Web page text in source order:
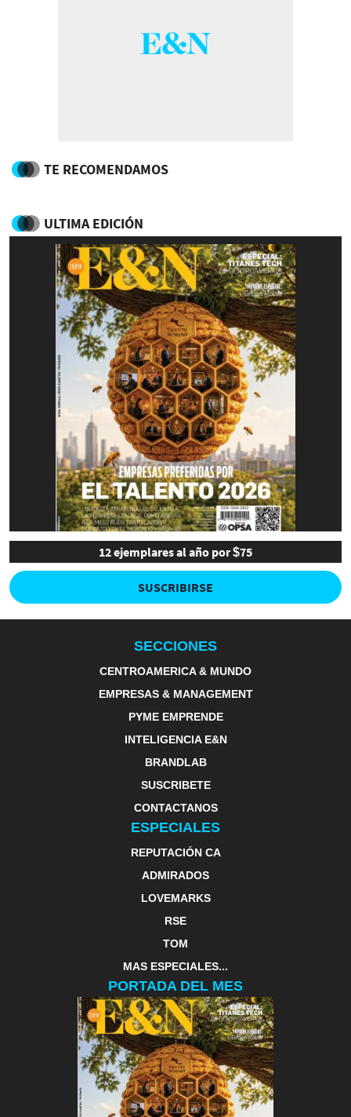
TE RECOMENDAMOS
ULTIMA EDICIÓN
12 ejemplares al año por $75
SUSCRIBIRSE
SECCIONES
CENTROAMERICA & MUNDO
EMPRESAS & MANAGEMENT
PYME EMPRENDE
INTELIGENCIA E&N
BRANDLAB
SUSCRIBETE
CONTACTANOS
ESPECIALES
REPUTACIÓN CA
ADMIRADOS
LOVEMARKS
RSE
TOM
MAS ESPECIALES...
PORTADA DEL MES